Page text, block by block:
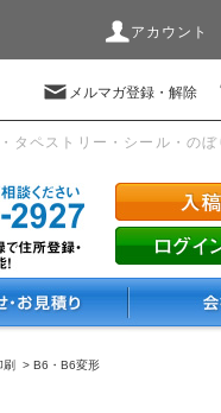
アカウント
メルマガ登録・解除
タペストリー・シール・の
> B6・B6変形